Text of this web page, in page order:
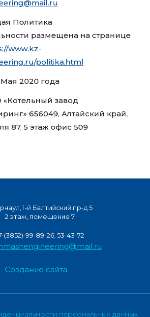
Политика
размещена на странице
www.kz-
politika.html
2020 года
завод
656049, Алтайский край,
87, 5 этаж офис 509
1-й Балтийский пр-д 5
2 этаж, помещение 7
(3852)-99-89-26, 53-43-72
Создание сайта -
персональных данных